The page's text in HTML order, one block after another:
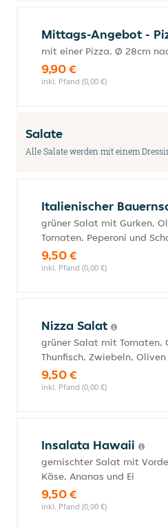
Mittags-Angebot -
mit einer Pizza, Ø 28cm
9,90 €
inkl. Pfand (0,00 €)
Salate
Alle Salate werden mit einem
Italienischer
grüner Salat mit Gurken,
Tomaten, Peperoni und
9,50 €
inkl. Pfand (0,00 €)
Nizza Salat
grüner Salat mit Tomaten,
Thunfisch, Zwiebeln,
9,50 €
inkl. Pfand (0,00 €)
Insalata Hawaii
gemischter Salat mit
Käse, Ananas und Ei
9,50 €
inkl. Pfand (0,00 €)